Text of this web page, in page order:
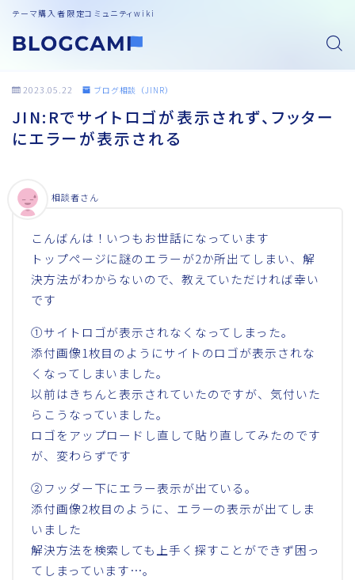
テーマ購入者限定コミュニティwiki
2023.05.22 ブログ相談（JINR）
JIN:Rでサイトロゴが表示されず、フッター
にエラーが表示される
こんばんは！いつもお世話になっています
トップページに謎のエラーが2か所出てしまい、解
決方法がわからないので、教えていただければ幸い
です
①サイトロゴが表示されなくなってしまった。
添付画像1枚目のようにサイトのロゴが表示されな
くなってしまいました。
以前はきちんと表示されていたのですが、気付いた
らこうなっていました。
ロゴをアップロードし直して貼り直してみたのです
が、変わらずです
②フッダー下にエラー表示が出ている。
添付画像2枚目のように、エラーの表示が出てしま
いました
解決方法を検索しても上手く探すことができず困っ
てしまっています…。
相談者さん